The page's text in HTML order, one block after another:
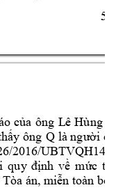
5
của ông Lê Hùng
ông Q là người
2016/UBTVQH14
quy định về mức
án, miễn toàn bộ